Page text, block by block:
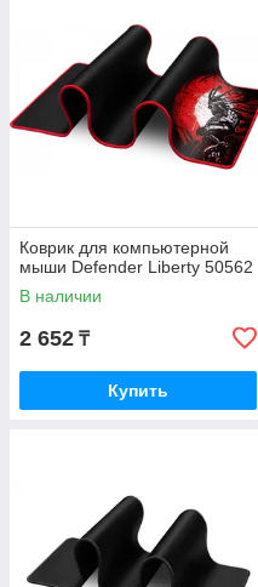
Коврик для компьютерной
мыши Defender Liberty 50562
В наличии
2 652 ₸
Купить